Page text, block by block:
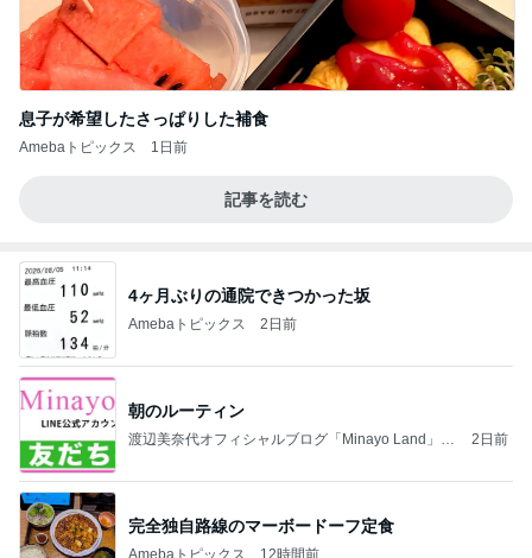
息子が希望したさっぱりした補食
Amebaトピックス 1日前
記事を読む
4ヶ月ぶりの通院できつかった坂
Amebaトピックス 2日前
朝のルーティン
渡辺美奈代オフィシャルブログ「Minayo Land」P
2日前
完全独自路線のマーボードーフ定食
Amebaトピックス 12時間前